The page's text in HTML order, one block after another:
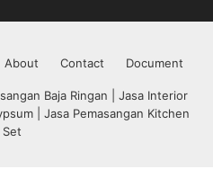
About Contact Document
Baja Ringan | Jasa Interior
| Jasa Pemasangan Kitchen
Set